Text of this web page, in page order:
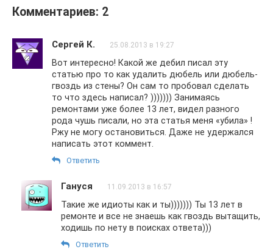
Комментариев: 2
Сергей К. 25.08.2013 в 19:27
Вот интересно! Какой же дебил писал эту
статью про то как удалить дюбель или дюбель-
гвоздь из стены? Он сам то пробовал сделать
то что здесь написал? ))))))) Занимаясь
ремонтами уже более 13 лет, видел разного
рода чушь писали, но эта статья меня «убила» !
Ржу не могу остановиться. Даже не удержался
написать этот коммент.
Ответить
Гануся 11.09.2013 в 16:57
Такие же идиоты как и ты))))))) Ты 13 лет в
ремонте и все не знаешь как гвоздь вытащить,
ходишь по нету в поисках ответа)))
Ответить